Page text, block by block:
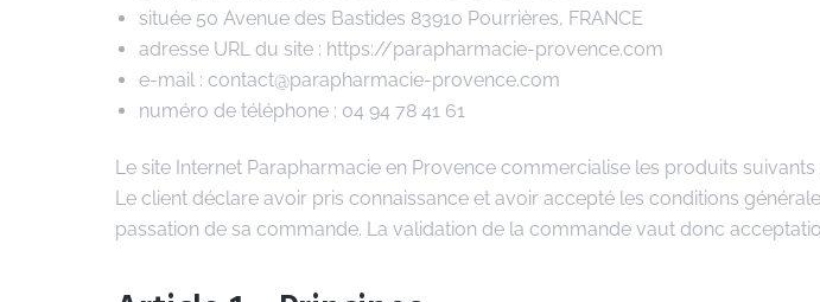
située 50 Avenue des Bastides 83910 Pourrières, FRANCE
adresse URL du site : https://parapharmacie-provence.com
e-mail : contact@parapharmacie-provence.com
numéro de téléphone : 04 94 78 41 61
Le site Internet Parapharmacie en Provence commercialise les produits suivants
Le client déclare avoir pris connaissance et avoir accepté les conditions
passation de sa commande. La validation de la commande vaut donc